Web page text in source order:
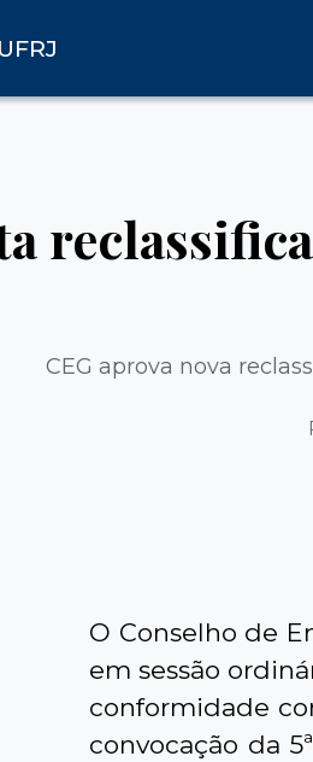
CEG aprova nova
O Conselho de
em sessão
conformidade
convocação da